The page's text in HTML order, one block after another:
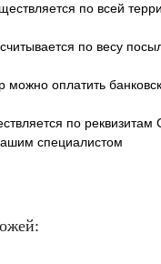
по всей
по весу
можно оплатить
по
специалистом